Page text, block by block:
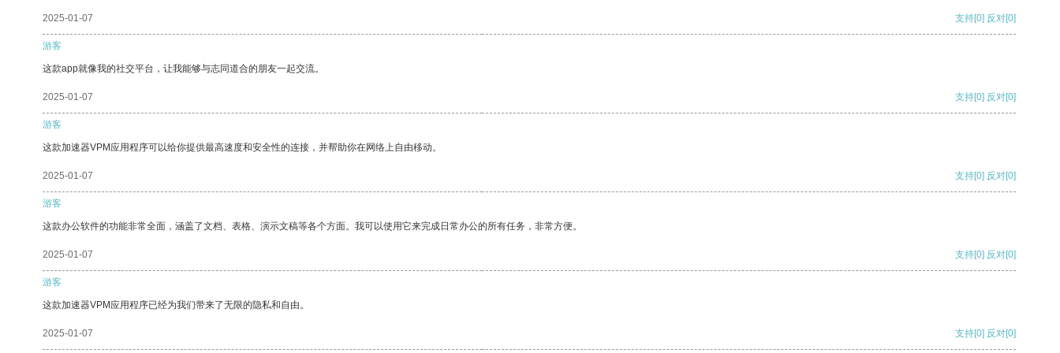
2025-01-07 支持[0] 反对[0]
游客
这款app就像我的社交平台，让我能够与志同道合的朋友一起交流。
2025-01-07 支持[0] 反对[0]
游客
这款加速器VPM应用程序可以给你提供最高速度和安全性的连接，并帮助你在网络上自由移动。
2025-01-07 支持[0] 反对[0]
游客
这款办公软件的功能非常全面，涵盖了文档、表格、演示文稿等各个方面。我可以使用它来完成日常办公的所有任务，非常方便。
2025-01-07 支持[0] 反对[0]
游客
这款加速器VPM应用程序已经为我们带来了无限的隐私和自由。
2025-01-07 支持[0] 反对[0]